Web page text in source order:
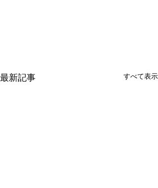
最新記事 すべて表示